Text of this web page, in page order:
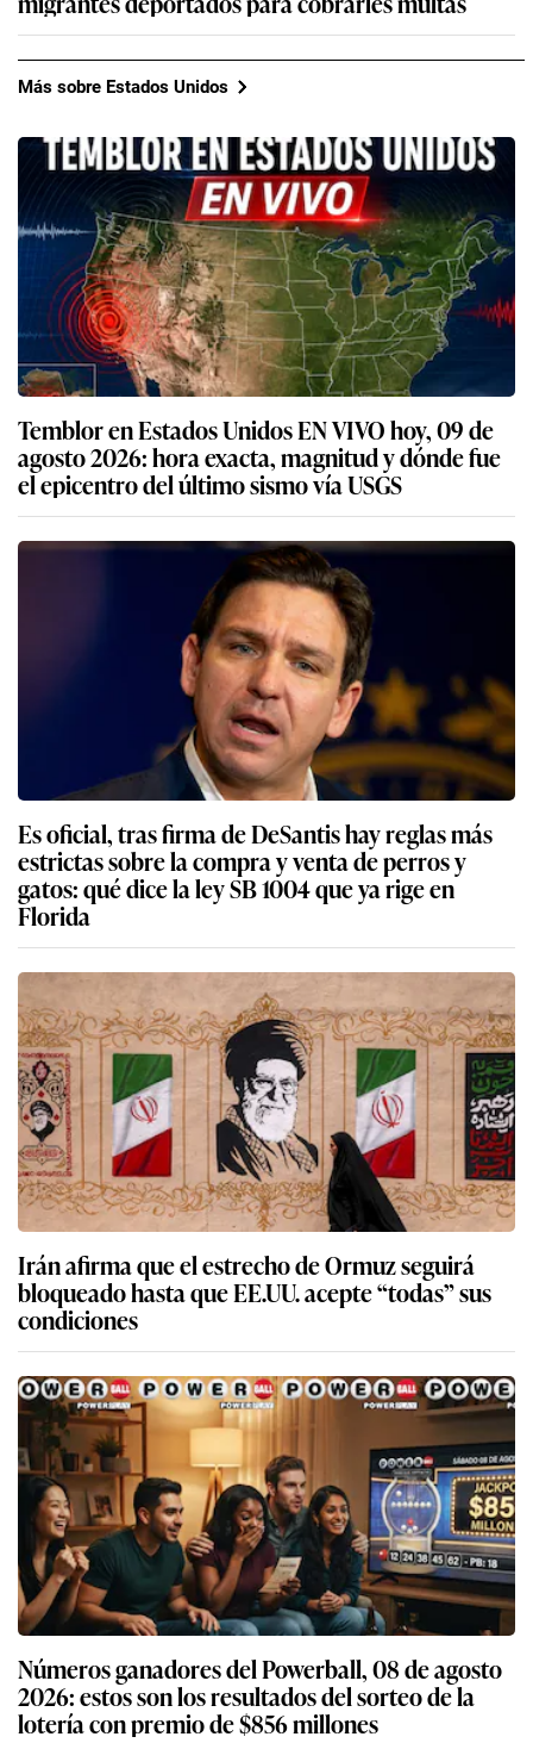
Más sobre Estados Unidos
Temblor en Estados Unidos EN VIVO hoy, 09 de
agosto 2026: hora exacta, magnitud y dónde fue
el epicentro del último sismo vía USGS
Es oficial, tras firma de DeSantis hay reglas más
estrictas sobre la compra y venta de perros y
gatos: qué dice la ley SB 1004 que ya rige en
Florida
Irán afirma que el estrecho de Ormuz seguirá
bloqueado hasta que EE.UU. acepte “todas” sus
condiciones
Números ganadores del Powerball, 08 de agosto
2026: estos son los resultados del sorteo de la
lotería con premio de $856 millones